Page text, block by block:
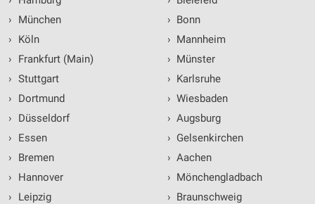
›
München
›
Köln
›
Frankfurt (Main)
› Stuttgart
›
Dortmund
›
Düsseldorf
›
Essen
›
Bremen
›
Hannover
›
Leipzig
› Bonn
› Mannheim
› Münster
› Karlsruhe
› Wiesbaden
› Augsburg
› Gelsenkirchen
› Aachen
› Mönchengladbach
› Braunschweig